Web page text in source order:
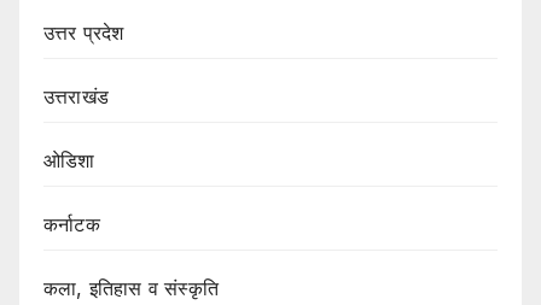
उत्तर प्रदेश
उत्तराखंड
ओडिशा
कर्नाटक
कला, इतिहास व संस्कृति